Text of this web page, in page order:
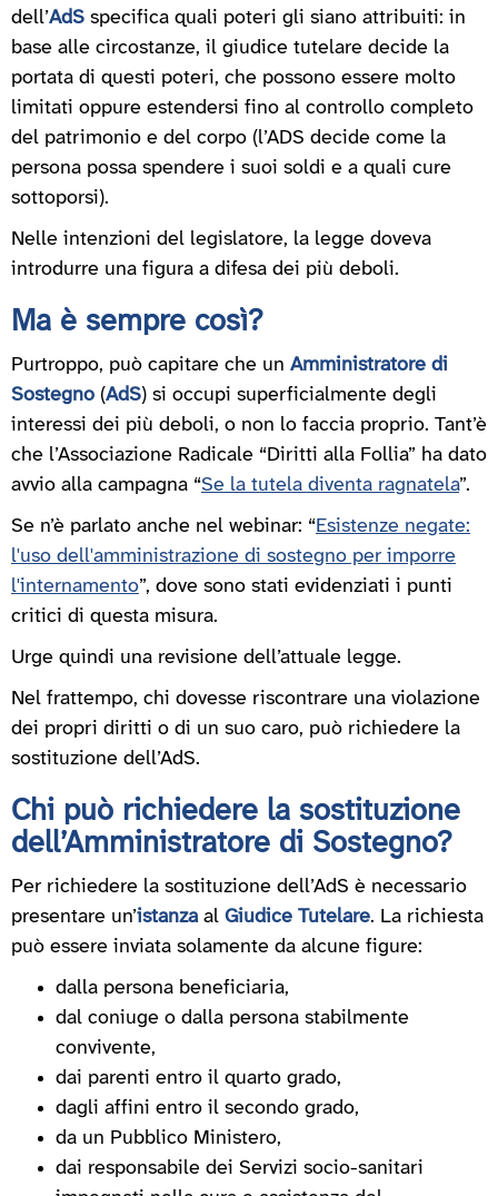
dell’AdS specifica quali poteri gli siano attribuiti: in
base alle circostanze, il giudice tutelare decide la
portata di questi poteri, che possono essere molto
limitati oppure estendersi fino al controllo completo
del patrimonio e del corpo (l’ADS decide come la
persona possa spendere i suoi soldi e a quali cure
sottoporsi).
Nelle intenzioni del legislatore, la legge doveva
introdurre una figura a difesa dei più deboli.
Ma è sempre così?
Purtroppo, può capitare che un Amministratore di
Sostegno (AdS) si occupi superficialmente degli
interessi dei più deboli, o non lo faccia proprio. Tant’è
che l’Associazione Radicale “Diritti alla Follia” ha dato
avvio alla campagna “Se la tutela diventa ragnatela”.
Se n’è parlato anche nel webinar: “Esistenze negate:
l'uso dell'amministrazione di sostegno per imporre
l'internamento”, dove sono stati evidenziati i punti
critici di questa misura.
Urge quindi una revisione dell’attuale legge.
Nel frattempo, chi dovesse riscontrare una violazione
dei propri diritti o di un suo caro, può richiedere la
sostituzione dell’AdS.
Chi può richiedere la sostituzione
dell’Amministratore di Sostegno?
Per richiedere la sostituzione dell’AdS è necessario
presentare un’istanzaal Giudice Tutelare. La richiesta
può essere inviata solamente da alcune figure:
dalla persona beneficiaria,
dal coniuge o dalla persona stabilmente
convivente,
dai parenti entro il quarto grado,
dagli affini entro il secondo grado,
da un Pubblico Ministero,
dai responsabile dei Servizi socio-sanitari